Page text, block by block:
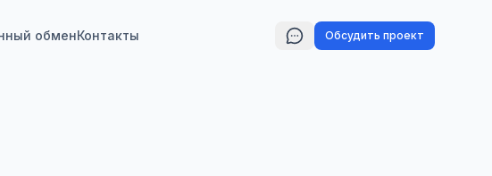
обменКонтакты Обсудить проект